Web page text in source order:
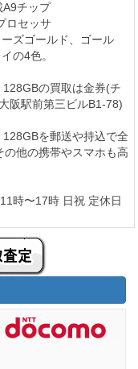
チップ
ロセッサ
ズゴールド、ゴール
の4色。
の買取は金券(チ
阪駅前第三ビルB1-78)
を郵送や持込で全
の他の携帯やスマホも高
時〜17時 日祝 定休日